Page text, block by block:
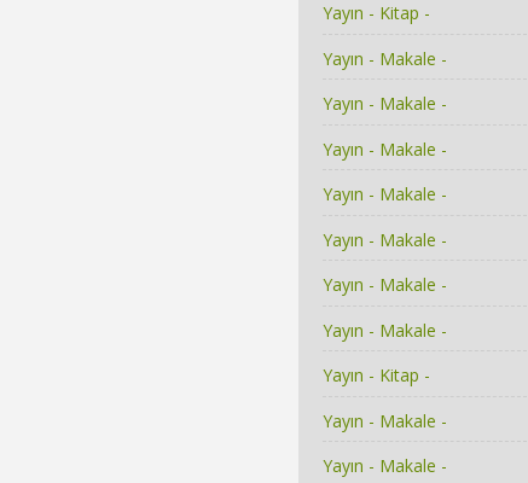
Yayın - Kitap -
Yayın - Makale -
Yayın - Makale -
Yayın - Makale -
Yayın - Makale -
Yayın - Makale -
Yayın - Makale -
Yayın - Makale -
Yayın - Kitap -
Yayın - Makale -
Yayın - Makale -